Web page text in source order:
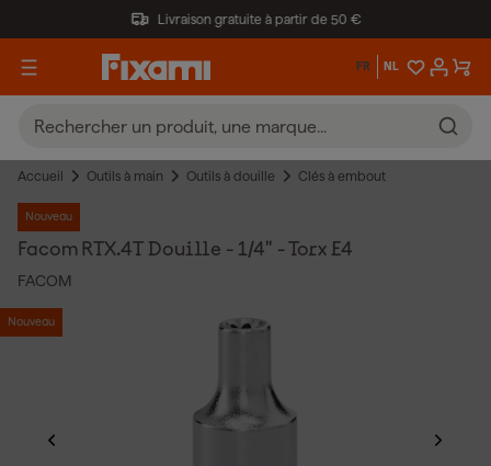
Livraison gratuite à partir de 50 €
FR NL
Accueil Outils à main Outils à douille Clés à embout
Nouveau
Facom RTX.4T Douille - 1/4" - Torx E4
FACOM
Nouveau